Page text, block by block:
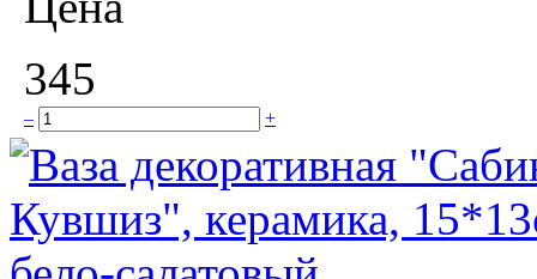
345
– +